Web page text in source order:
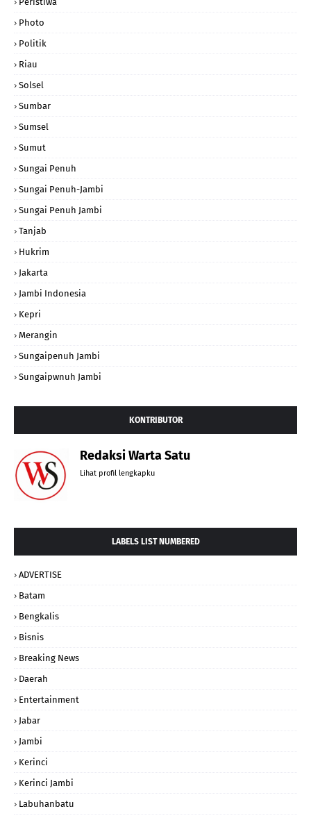
Photo
Politik
Riau
Solsel
Sumbar
Sumsel
Sumut
Sungai Penuh
Sungai Penuh-Jambi
Sungai Penuh Jambi
Tanjab
Hukrim
Jakarta
Jambi Indonesia
Kepri
Merangin
Sungaipenuh Jambi
Sungaipwnuh Jambi
KONTRIBUTOR
Redaksi Warta Satu
Lihat profil lengkapku
LABELS LIST NUMBERED
ADVERTISE
Batam
Bengkalis
Bisnis
Breaking News
Daerah
Entertainment
Jabar
Jambi
Kerinci
Kerinci Jambi
Labuhanbatu